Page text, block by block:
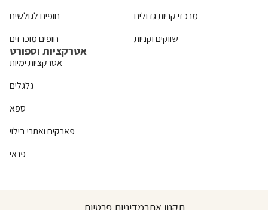
חופים לגולשים
חופים מוכרזים
מרכזי קניות גדולים
שווקים וקניות
אטרקציות וספורט
אטרקציות ימיות
גלגלים
ספא
פארקים ואתרי בילוי
פנאי
מדיניות פרטיותתקנון אתר